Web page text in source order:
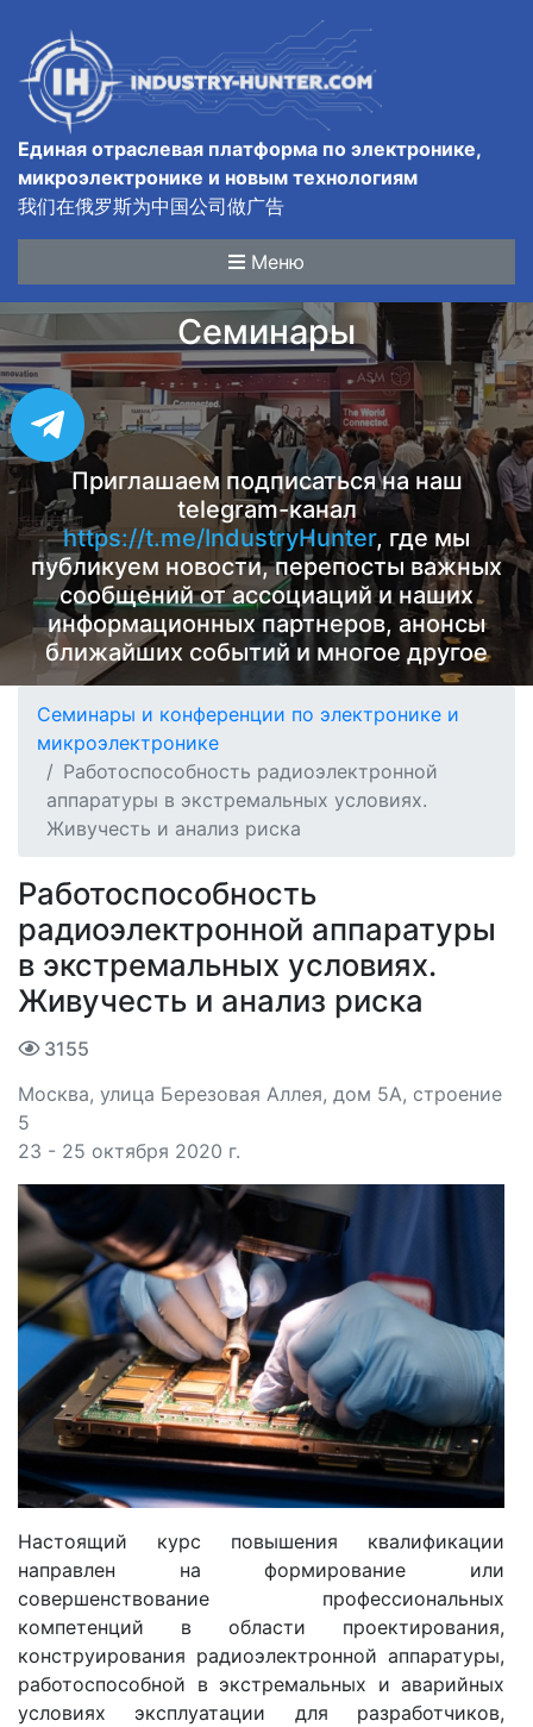
Единая отраслевая платформа по электронике,
микроэлектронике и новым технологиям
我们在俄罗斯为中国公司做广告
Меню
Семинары
Приглашаем подписаться на наш
telegram-канал
https://t.me/IndustryHunter, где мы
публикуем новости, перепосты важных
сообщений от ассоциаций и наших
информационных партнеров, анонсы
ближайших событий и многое другое
Семинары и конференции по электронике и
микроэлектронике
Работоспособность радиоэлектронной
аппаратуры в экстремальных условиях.
Живучесть и анализ риска
Работоспособность
радиоэлектронной аппаратуры
в экстремальных условиях.
Живучесть и анализ риска
3155
Москва, улица Березовая Аллея, дом 5А, строение
5
23 - 25 октября 2020 г.
Настоящий курс повышения квалификации
направлен на формирование или
совершенствование профессиональных
компетенций в области проектирования,
конструирования радиоэлектронной аппаратуры,
работоспособной в экстремальных и аварийных
условиях эксплуатации для разработчиков,